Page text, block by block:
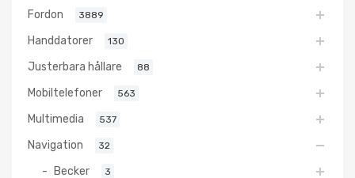
Fordon 3889
Handdatorer 130
Justerbara hållare 88
Mobiltelefoner 563
Multimedia 537
Navigation 32
Becker 3